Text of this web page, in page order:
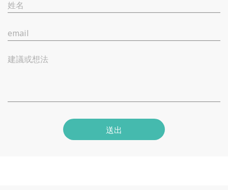
姓名
email
建議或想法
送出